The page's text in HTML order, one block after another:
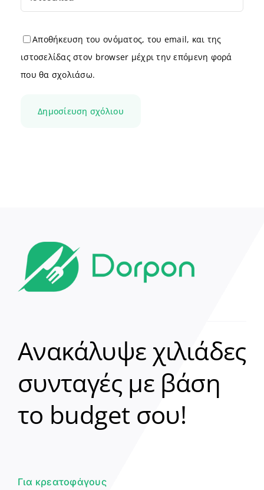
Αποθήκευση του ονόματος, του email, και της
ιστοσελίδας στον browser μέχρι την επόμενη φορά
που θα σχολιάσω.
Ανακάλυψε χιλιάδες
συνταγές με βάση
το budget σου!
Για κρεατοφάγους